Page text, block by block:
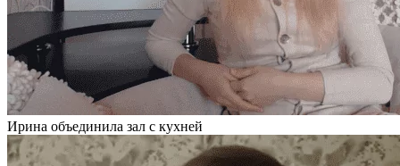
Ирина объединила зал с кухней